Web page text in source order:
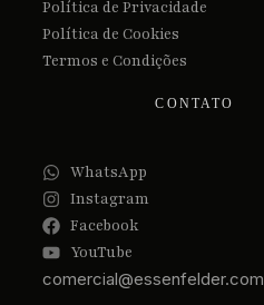
Política de Privacidade
Política de Cookies
Termos e Condições
CONTATO
WhatsApp
Instagram
Facebook
YouTube
comercial@essenfelder.com